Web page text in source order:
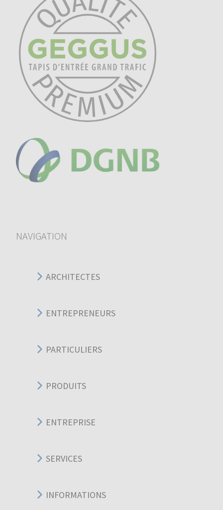
NAVIGATION
ARCHITECTES
ENTREPRENEURS
PARTICULIERS
PRODUITS
ENTREPRISE
SERVICES
INFORMATIONS